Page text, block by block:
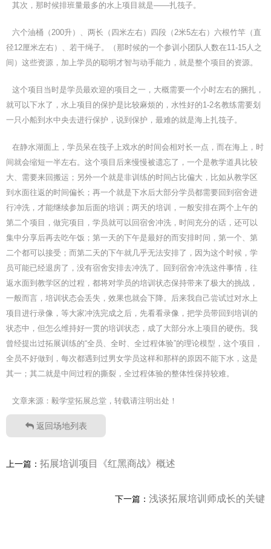
其次，那时候排班量最多的水上项目就是——扎筏子。
六个油桶（200升）、两长（四米左右）四段（2米5左右）六根竹竿（直
径12厘米左右）、若干绳子。（那时候的一个参训小团队人数在11-15人之
间）这些资源，加上学员的聪明才智与动手能力，就是整个项目的资源。
这个项目当时是学员最欢迎的项目之一，大概需要一个小时左右的捆扎，
就可以下水了，水上项目的保护是比较麻烦的，水性好的1-2名教练需要划
一只小船到水中央去进行保护，说到保护，最难的就是海上扎筏子。
在静水湖面上，学员呆在筏子上戏水的时间会相对长一点，而在海上，时
间就会缩短一半左右。这个项目后来慢慢被遗忘了，一个是教学道具比较
大、需要来回搬运；另外一个就是非训练的时间占比偏大，比如从教学区
到水面往返的时间偏长；再一个就是下水后大部分学员都需要回到宿舍进
行冲洗，才能继续参加后面的培训；两天的培训，一般安排在两个上午的
第二个项目，做完项目，学员就可以回宿舍冲洗，时间充分的话，还可以
集中分享后再去吃午饭；第一天的下午是最好的而安排时间，第一个、第
二个都可以接受；而第二天的下午就几乎无法安排了，因为这个时候，学
员可能已经退房了，没有宿舍安排去冲洗了。回到宿舍冲洗这件事情，往
返水面到教学区的过程，都将对学员的培训状态保持带来了极大的挑战，
一般而言，培训状态会丢失，效果也就会下降。后来我自己尝试过对水上
项目进行录像，等大家冲洗完成之后，先看看录像，把学员带回到培训的
状态中，但怎么维持好一贯的培训状态，成了大部分水上项目的硬伤。我
曾经提出过拓展训练的“全员、全时、全过程体验”的理论模型，这个项目，
全员不好做到，每次都遇到过男女学员这样和那样的原因不能下水，这是
其一；其二就是中间过程的撕裂，全过程体验的整体性保持较难。
文章来源：毅学堂拓展总堂，转载请注明出处！
返回场地列表
上一篇： 拓展培训项目《红黑商战》概述
下一篇： 浅谈拓展培训师成长的关键